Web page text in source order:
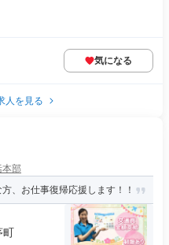
気になる
人を見る
部
、お仕事復帰応援します！！
町